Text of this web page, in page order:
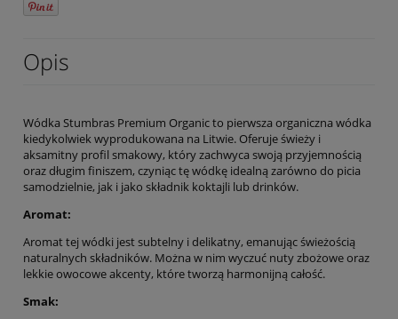
Opis
Wódka Stumbras Premium Organic to pierwsza organiczna wódka
kiedykolwiek wyprodukowana na Litwie. Oferuje świeży i
aksamitny profil smakowy, który zachwyca swoją przyjemnością
oraz długim finiszem, czyniąc tę wódkę idealną zarówno do picia
samodzielnie, jak i jako składnik koktajli lub drinków.
Aromat:
Aromat tej wódki jest subtelny i delikatny, emanując świeżością
naturalnych składników. Można w nim wyczuć nuty zbożowe oraz
lekkie owocowe akcenty, które tworzą harmonijną całość.
Smak: